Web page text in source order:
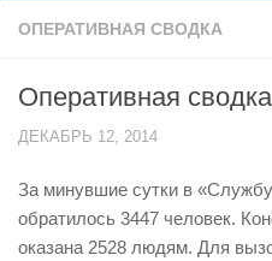
Поисково-спасательный
Центр размещения
Отчеты о реализации
Главные новости
Оперативная сводка
Половодье
Купальный сезон
ОПЕРАТИВНАЯ СВОДКА
Оперативная
ДЕКАБРЬ 12, 2014
За минувшие сутки в
обратилось 3447 человек.
оказана 2528 людям. Для